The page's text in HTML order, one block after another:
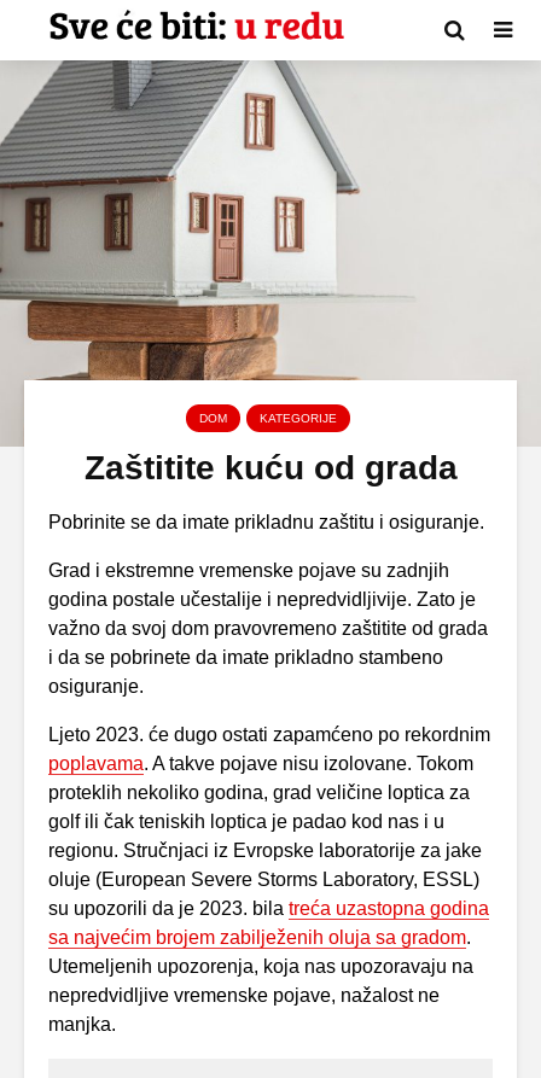
DOM KATEGORIJE
Zaštitite kuću od grada
Pobrinite se da imate prikladnu zaštitu i osiguranje.
Grad i ekstremne vremenske pojave su zadnjih
godina postale učestalije i nepredvidljivije. Zato je
važno da svoj dom pravovremeno zaštitite od grada
i da se pobrinete da imate prikladno stambeno
osiguranje.
Ljeto 2023. će dugo ostati zapamćeno po rekordnim
poplavama. A takve pojave nisu izolovane. Tokom
proteklih nekoliko godina, grad veličine loptica za
golf ili čak teniskih loptica je padao kod nas i u
regionu. Stručnjaci iz Evropske laboratorije za jake
oluje (European Severe Storms Laboratory, ESSL)
su upozorili da je 2023. bila treća uzastopna godina
sa najvećim brojem zabilježenih oluja sa gradom.
Utemeljenih upozorenja, koja nas upozoravaju na
nepredvidljive vremenske pojave, nažalost ne
manjka.